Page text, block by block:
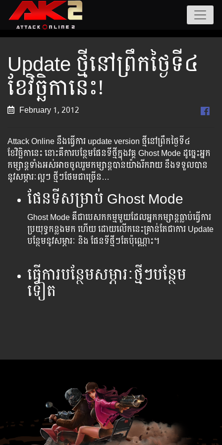
Update ថ្មីនៅព្រឹកថ្ងៃទី​៤
ខែវិច្ឆិកា​នេះ!
February 1, 2012
Attack Online នឹងធ្វើការ update version ថ្មី​នៅ​​ព្រឹក​ថ្ងៃទី៤
ខែវិច្ឆិកានេះ នោះ​គឺការបន្ថែមផែនទីថ្មីក្នុងវគ្គ​ Ghost Mode ដូច្នេះ​អ្នក​
កម្សាន្ត​ទាំងអស់​​អាច​ចូល​រួម​កម្សាន្ត​បាន​យ៉ាង​រីករាយ​ នឹង​ទទួល​បាន​
នូវ​សម្ភារៈល្អៗ ថ្មីៗ​ថែម​ជាច្រើន…
ផែនទីសម្រាប់​ Ghost Mode
Ghost Mode គឺជា​បេសកកម្ម​​មួយ​ដែល​អ្នក​កម្សាន្ត​ធ្លាប់​ធ្វើ​ការ​
ប្រយុទ្ធ​កន្លង​មក​​ ហើយ ដោយលើក​នេះ​គ្រាន់​តែ​ជា​ការ​ Update
បន្ថែម​នូវ​សម្ភារៈ និង​ ផែនទីថ្មីៗតែប៉ុណ្ណោះ។
ធ្វើការ​បន្ថែម​សម្ភារៈ​ថ្មីៗ​បន្ថែម​
ទៀត